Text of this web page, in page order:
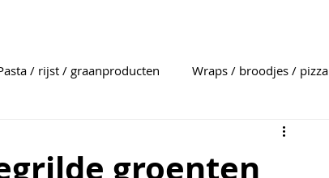
/ rijst / graanproducten Wraps / broodjes / pizza
Sauzen
groenten